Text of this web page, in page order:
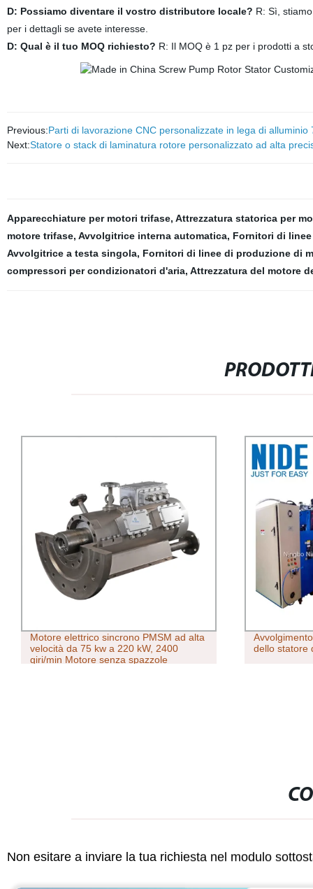
D: Possiamo diventare il vostro distributore locale? R: Sì,
per i dettagli se avete interesse.
D: Qual è il tuo MOQ richiesto? R: Il MOQ è 1 pz per i prodotti a
Previous:Parti di lavorazione CNC personalizzate in lega di alluminio
Next:Statore o stack di laminatura rotore personalizzato ad alta
Apparecchiature per motori trifase, Attrezzatura statorica per
motore trifase, Avvolgitrice interna automatica, Fornitori di
Avvolgitrice a testa singola, Fornitori di linee di produzione di
compressori per condizionatori d'aria, Attrezzatura del motore
Motore elettrico sincrono PMSM ad alta
velocità da 75 kw a 220 kW, 2400
giri/min Motore senza spazzole
dello statore
Non esitare a inviare la tua richiesta nel modulo